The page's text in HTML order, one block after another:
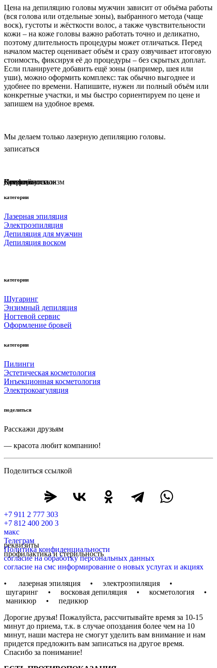
Цена на депиляцию головы мужчин зависит от объёма работы
(вся голова или отдельные зоны), выбранного метода (чаще
воск), густоты и жёсткости волос, а также чувствительности
кожи – на коже головы важно работать точно и деликатно,
поэтому длительность процедуры может отличаться. Перед
началом мастер оценивает объём и сразу озвучивает итоговую
стоимость, фиксируя её до процедуры – без скрытых доплат.
Если планируете добавить ещё зоны (например, шея или
уши), можно оформить комплекс: так обычно выгоднее и
удобнее по времени. Напишите, нужен ли полный объём или
конкретные участки, и мы быстро сориентируем по цене и
запишем на удобное время.
Мы делаем только лазерную депиляцию головы.
записаться
Профессионализм
Комфорт
Качество
Детский уголок
Стерильность
категории
Лазерная эпиляция
Электроэпиляция
Депиляция для мужчин
Депиляция воском
категории
Шугаринг
Энзимный депиляция
Ногтевой сервис
Оформление бровей
категории
Пилинги
Эстетическая косметология
Инъекционная косметология
Электрокоагуляция
поделиться
Расскажи друзьям
— красота любит компанию!
Поделиться ссылкой
+7 911 2 777 303
+7 812 400 200 3
макс
Телеграм
реквизиты
Политика конфиденциальности
профилактика и стерильность
согласие на обработку персональных данных
согласие на смс информирование о новых услугах и акциях
• лазерная эпиляция • электроэпиляция •
шугаринг • восковая депиляция • косметология •
маникюр • педикюр
Дорогие друзья! Пожалуйста, рассчитывайте время за 10-15
минут до приема, т.к. в случае опоздания более чем на 10
минут, наши мастера не смогут уделить вам внимание и нам
придется предложить вам записаться на другое время.
Спасибо за понимание!